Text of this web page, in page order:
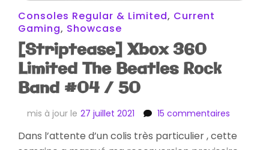
Consoles Regular & Limited, Current
Gaming, Showcase
[Striptease] Xbox 360
Limited The Beatles Rock
Band #04 / 50
mis à jour le 27 juillet 2021 15 commentaires
Xbox
Dans l’attente d’un colis très particulier , cette